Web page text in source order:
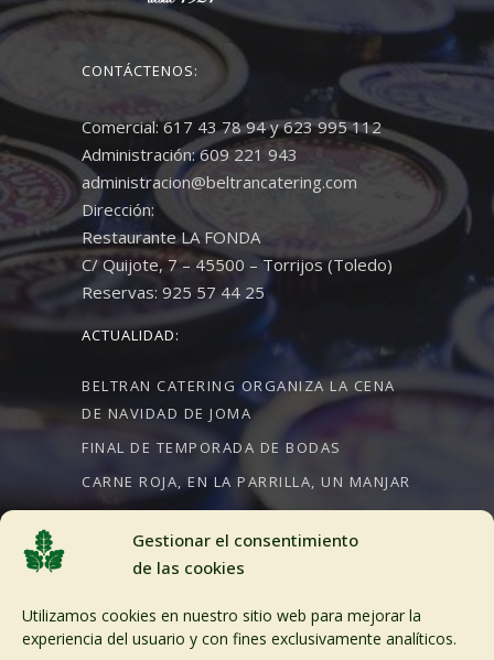
Gestionar el consentimiento
de las cookies
Utilizamos cookies en nuestro sitio web para mejorar la
experiencia del usuario y con fines exclusivamente analíticos.
CONTÁCTENOS:
Comercial: 617 43 78 94 y 623 995 112
Administración: 609 221 943
administracion@beltrancatering.com
Dirección:
Restaurante LA FONDA
C/ Quijote, 7 – 45500 – Torrijos (Toledo)
Reservas: 925 57 44 25
ACTUALIDAD:
BELTRAN CATERING ORGANIZA LA CENA
DE NAVIDAD DE JOMA
FINAL DE TEMPORADA DE BODAS
CARNE ROJA, EN LA PARRILLA, UN MANJAR
CRÉDITOS:
Aviso Legal